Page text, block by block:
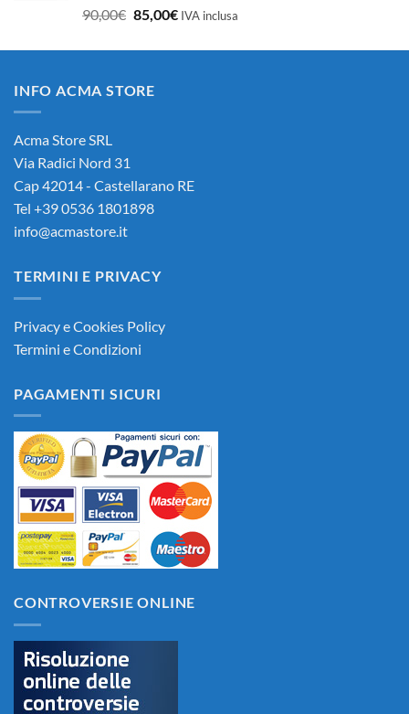
90,00€ Il
originale
90,00€.
85,00€Il
attuale
IVA inclusa
INFO ACMA STORE
Acma Store SRL
Via Radici Nord 31
Cap 42014 - Castellarano RE
Tel +39 0536 1801898
info@acmastore.it
TERMINI E PRIVACY
Privacy e Cookies Policy
Termini e Condizioni
PAGAMENTI SICURI
CONTROVERSIE ONLINE